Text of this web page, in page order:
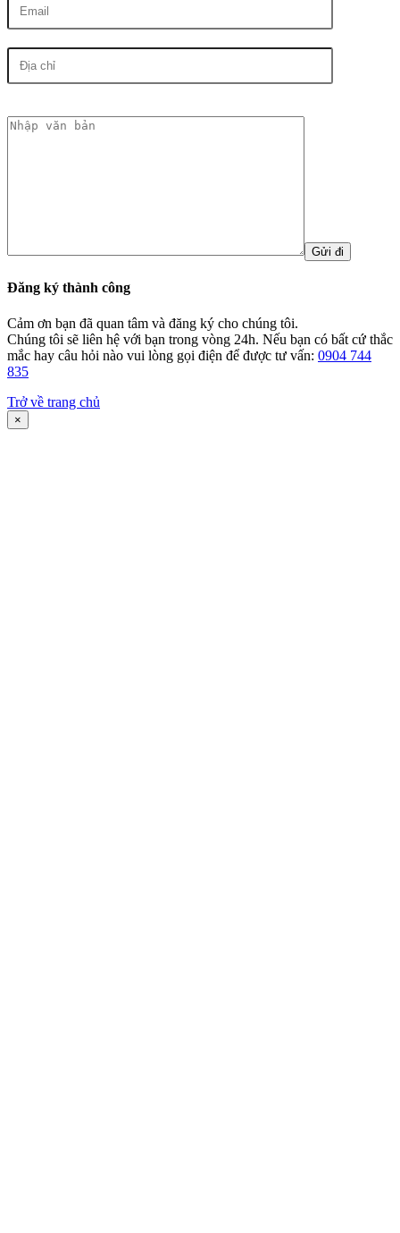
Đăng ký thành công
Cảm ơn bạn đã quan tâm và đăng ký cho chúng tôi.
Chúng tôi sẽ liên hệ với bạn trong vòng 24h. Nếu bạn có bất cứ thắc
mắc hay câu hỏi nào vui lòng gọi điện để được tư vấn: 0904 744
835
Trở về trang chủ
×